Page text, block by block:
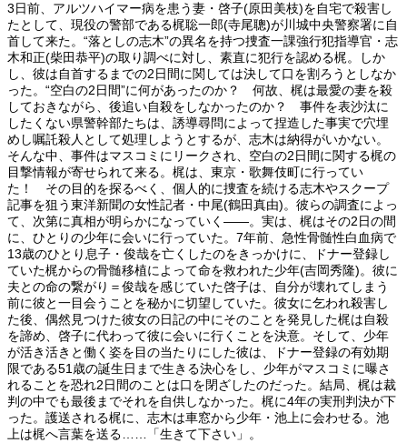
3日前、アルツハイマー病を患う妻・啓子(原田美枝)を自宅で殺害し
たとして、現役の警部である梶聡一郎(寺尾聰)が川城中央警察署に自
首して来た。“落としの志木”の異名を持つ捜査一課強行犯指導官・志
木和正(柴田恭平)の取り調べに対し、素直に犯行を認める梶。しか
し、彼は自首するまでの2日間に関しては決して口を割ろうとしなか
った。“空白の2日間”に何があったのか？ 何故、梶は最愛の妻を殺
しておきながら、後追い自殺をしなかったのか？ 事件を表沙汰に
したくない県警幹部たちは、誘導尋問によって捏造した事実で穴埋
めし嘱託殺人として処理しようとするが、志木は納得がいかない。
そんな中、事件はマスコミにリークされ、空白の2日間に関する梶の
目撃情報が寄せられて来る。梶は、東京・歌舞伎町に行ってい
た！ その目的を探るべく、個人的に捜査を続ける志木やスクープ
記事を狙う東洋新聞の女性記者・中尾(鶴田真由)。彼らの調査によっ
て、次第に真相が明らかになっていく――。実は、梶はその2日の間
に、ひとりの少年に会いに行っていた。7年前、急性骨髄性白血病で
13歳のひとり息子・俊哉を亡くしたのをきっかけに、ドナー登録し
ていた梶からの骨髄移植によって命を救われた少年(吉岡秀隆)。彼に
夫との命の繋がり＝俊哉を感じていた啓子は、自分が壊れてしまう
前に彼と一目会うことを秘かに切望していた。彼女に乞われ殺害し
た後、偶然見つけた彼女の日記の中にそのことを発見した梶は自殺
を諦め、啓子に代わって彼に会いに行くことを決意。そして、少年
が活き活きと働く姿を目の当たりにした彼は、ドナー登録の有効期
限である51歳の誕生日まで生きる決心をし、少年がマスコミに曝さ
れることを恐れ2日間のことは口を閉ざしたのだった。結局、梶は裁
判の中でも最後までそれを自供しなかった。梶に4年の実刑判決が下
った。護送される梶に、志木は車窓から少年・池上に会わせる。池
上は梶へ言葉を送る……「生きて下さい」。